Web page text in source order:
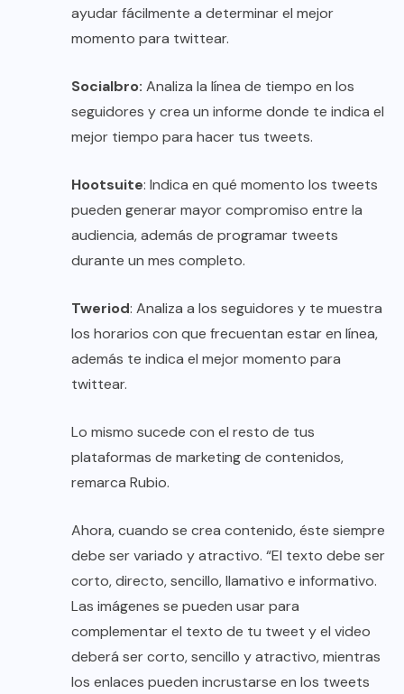
ayudar fácilmente a determinar el mejor
momento para twittear.
Socialbro: Analiza la línea de tiempo en los
seguidores y crea un informe donde te indica el
mejor tiempo para hacer tus tweets.
Hootsuite: Indica en qué momento los tweets
pueden generar mayor compromiso entre la
audiencia, además de programar tweets
durante un mes completo.
Tweriod: Analiza a los seguidores y te muestra
los horarios con que frecuentan estar en línea,
además te indica el mejor momento para
twittear.
Lo mismo sucede con el resto de tus
plataformas de marketing de contenidos,
remarca Rubio.
Ahora, cuando se crea contenido, éste siempre
debe ser variado y atractivo. “El texto debe ser
corto, directo, sencillo, llamativo e informativo.
Las imágenes se pueden usar para
complementar el texto de tu tweet y el video
deberá ser corto, sencillo y atractivo, mientras
los enlaces pueden incrustarse en los tweets